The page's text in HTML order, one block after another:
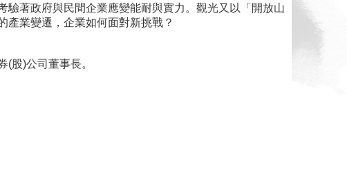
著政府與民間企業應變能耐與實力。觀光又以「開放山
產業變遷，企業如何面對新挑戰？
股)公司董事長。